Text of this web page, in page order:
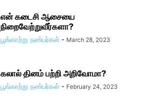
என் கடைசி ஆசையை
நிறைவேற்றுவீர்களா?
பூங்காற்று நண்பர்கள் - March 28, 2023
கலால் தினம் பற்றி அறிவோமா?
பூங்காற்று நண்பர்கள் - February 24, 2023